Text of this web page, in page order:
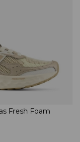
Fresh Foam